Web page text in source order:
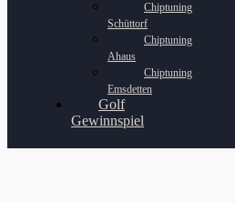
Chiptuning
Schüttorf
Chiptuning
Ahaus
Chiptuning
Emsdetten
Golf
Gewinnspiel